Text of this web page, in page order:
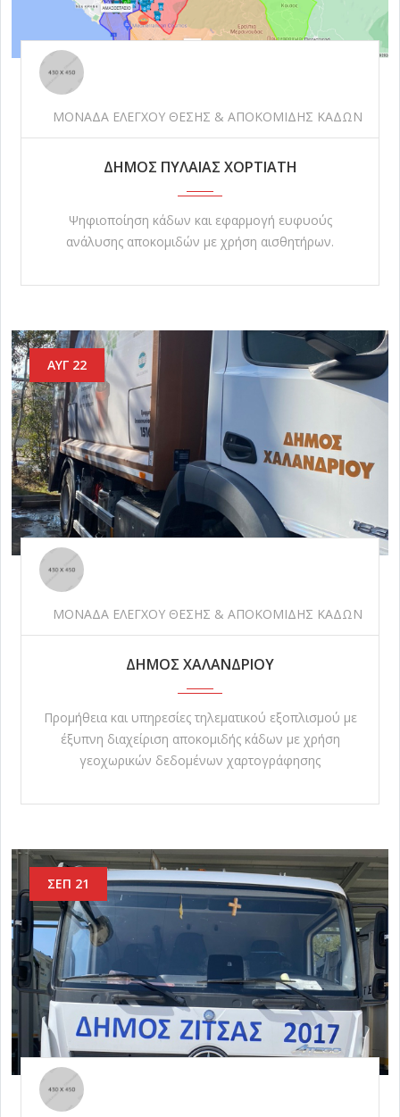
ΜΟΝΑΔΑ ΕΛΕΓΧΟΥ ΘΕΣΗΣ & ΑΠΟΚΟΜΙΔΗΣ ΚΑΔΩΝ
ΔΗΜΟΣ ΠΥΛΑΙΑΣ ΧΟΡΤΙΑΤΗ
Ψηφιοποίηση κάδων και εφαρμογή ευφυούς
ανάλυσης αποκομιδών με χρήση αισθητήρων.
ΑΥΓ 22
ΜΟΝΑΔΑ ΕΛΕΓΧΟΥ ΘΕΣΗΣ & ΑΠΟΚΟΜΙΔΗΣ ΚΑΔΩΝ
ΔΗΜΟΣ ΧΑΛΑΝΔΡΙΟΥ
Προμήθεια και υπηρεσίες τηλεματικού εξοπλισμού με
έξυπνη διαχείριση αποκομιδής κάδων με χρήση
γεοχωρικών δεδομένων χαρτογράφησης
ΣΕΠ 21